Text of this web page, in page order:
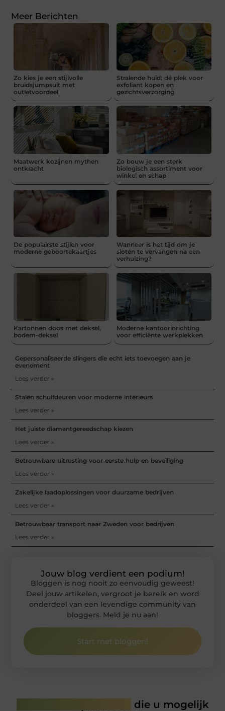
Meer Berichten
Zo kies je een stijlvolle
bruidsjumpsuit met
outletvoordeel
Stralende huid: dé plek voor
exfoliant kopen en
gezichtsverzorging
Maatwerk kozijnen mythen
ontkracht
Zo bouw je een sterk
biologisch assortiment voor
winkel en schap
De populairste stijlen voor
moderne geboortekaartjes
Wanneer is het tijd om je
sloten te vervangen na een
verhuizing?
Kartonnen doos met deksel,
bodem-deksel
Moderne kantoorinrichting
voor efficiënte werkplekken
Gepersonaliseerde slingers die echt iets toevoegen aan je
evenement
Lees verder »
Stalen schuifdeuren voor moderne interieurs
Lees verder »
Het juiste diamantgereedschap kiezen
Lees verder »
Betrouwbare uitrusting voor eerste hulp en beveiliging
Lees verder »
Zakelijke laadoplossingen voor duurzame bedrijven
Lees verder »
Betrouwbaar transport naar Zweden voor bedrijven
Lees verder »
Jouw blog verdient een podium!
Bloggen is nog nooit zo eenvoudig geweest!
Deel jouw artikelen, vergroot je bereik en word
onderdeel van een levendige community van
bloggers. Meld je nu aan!
Start met bloggen!
die u mogelijk